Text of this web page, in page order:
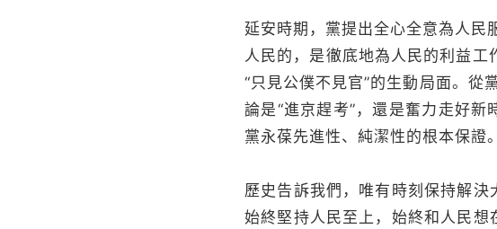
延安時期，黨提出全心全意為人民
人民的，是徹底地為人民的利益工
“只見公僕不見官”的生動局面。從
論是“進京趕考”，還是奮力走好
黨永葆先進性、純潔性的根本保證。
歷史告訴我們，唯有時刻保持解決
始終堅持人民至上，始終和人民